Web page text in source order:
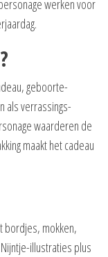
werken voor
geboorte-
als verrassings-
waarderen de
maakt het cadeau
bordjes, mokken,
illustraties plus